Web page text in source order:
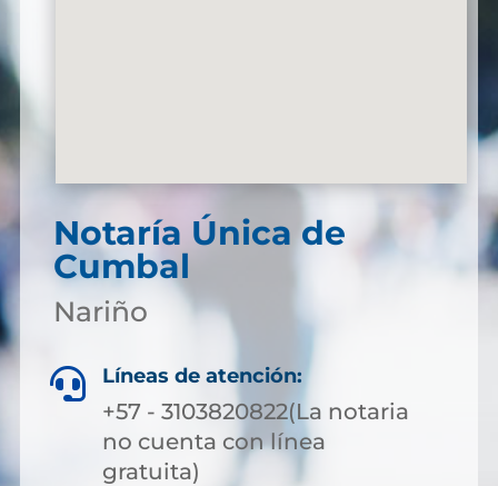
Notaría Única de
Cumbal
Nariño
 Líneas de atención:
+57 - 3103820822(La notaria
no cuenta con línea
gratuita)